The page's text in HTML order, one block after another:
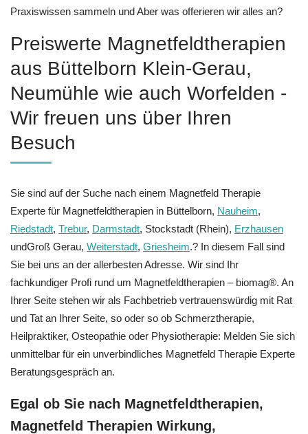
Praxiswissen sammeln und Aber was offerieren wir alles an?
Preiswerte Magnetfeldtherapien
aus Büttelborn Klein-Gerau,
Neumühle wie auch Worfelden -
Wir freuen uns über Ihren
Besuch
Sie sind auf der Suche nach einem Magnetfeld Therapie
Experte für Magnetfeldtherapien in Büttelborn, Nauheim,
Riedstadt, Trebur, Darmstadt, Stockstadt (Rhein), Erzhausen
undGroß Gerau, Weiterstadt, Griesheim.? In diesem Fall sind
Sie bei uns an der allerbesten Adresse. Wir sind Ihr
fachkundiger Profi rund um Magnetfeldtherapien – biomag®. An
Ihrer Seite stehen wir als Fachbetrieb vertrauenswürdig mit Rat
und Tat an Ihrer Seite, so oder so ob Schmerztherapie,
Heilpraktiker, Osteopathie oder Physiotherapie: Melden Sie sich
unmittelbar für ein unverbindliches Magnetfeld Therapie Experte
Beratungsgespräch an.
Egal ob Sie nach Magnetfeldtherapien,
Magnetfeld Therapien Wirkung,